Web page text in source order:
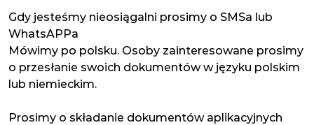
Gdy jesteśmy nieosiągalni prosimy o SMSa lub
WhatsAPPa
Mówimy po polsku. Osoby zainteresowane prosimy
o przesłanie swoich dokumentów w języku polskim
lub niemieckim.
Prosimy o składanie dokumentów aplikacyjnych